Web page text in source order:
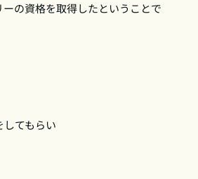
の資格を取得したということで
てもらい